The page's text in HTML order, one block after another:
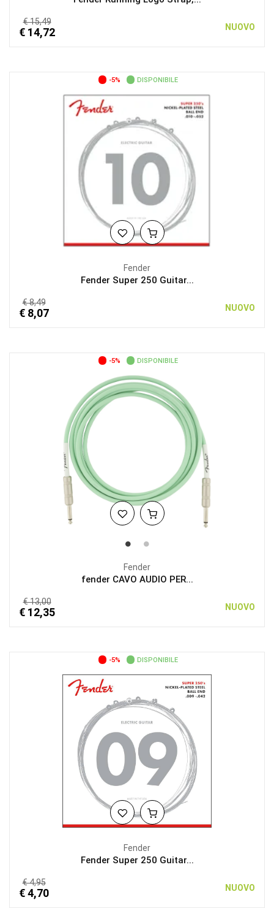
€ 15,49
€ 14,72 NUOVO
-5% DISPONIBILE
Fender
Fender Super 250 Guitar...
€ 8,49
€ 8,07 NUOVO
-5% DISPONIBILE
Fender
fender CAVO AUDIO PER...
€ 13,00
€ 12,35 NUOVO
-5% DISPONIBILE
Fender
Fender Super 250 Guitar...
€ 4,95
€ 4,70 NUOVO